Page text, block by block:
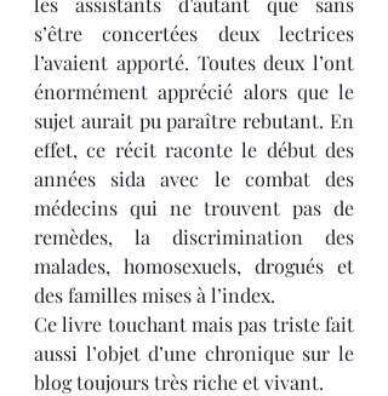
s’être concertées deux lectrices
l’avaient apporté. Toutes deux l’ont
énormément apprécié alors que le
sujet aurait pu paraître rebutant. En
effet, ce récit raconte le début des
années sida avec le combat des
médecins qui ne trouvent pas de
remèdes, la discrimination des
malades, homosexuels, drogués et
des familles mises à l’index.
Ce livre touchant mais pas triste fait
aussi l’objet d’une chronique sur le
blog toujours très riche et vivant.